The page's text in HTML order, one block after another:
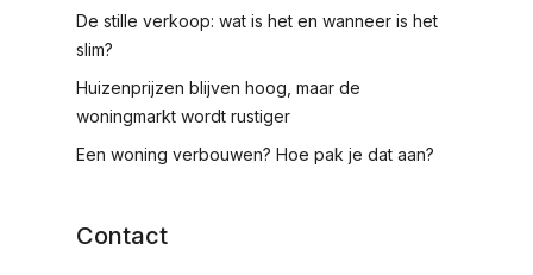
De stille verkoop: wat is het en wanneer is het
slim?
Huizenprijzen blijven hoog, maar de
woningmarkt wordt rustiger
Een woning verbouwen? Hoe pak je dat aan?
Contact